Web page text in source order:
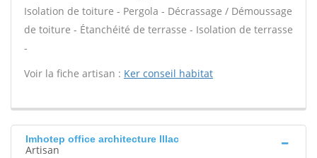
Isolation de toiture - Pergola - Décrassage / Démoussage
de toiture - Étanchéité de terrasse - Isolation de terrasse
-
Voir la fiche artisan : Ker conseil habitat
Imhotep office architecture Illac
Artisan